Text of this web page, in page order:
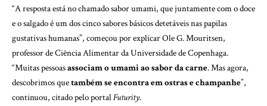
“A resposta está no chamado sabor umami, que juntamente com o doce
e o salgado é um dos cinco sabores básicos detetáveis ​​nas papilas
gustativas humanas”, começou por explicar Ole G. Mouritsen,
professor de Ciência Alimentar da Universidade de Copenhaga.
“Muitas pessoasassociam o umami ao sabor da carne. Mas agora,
descobrimos quetambém se encontra em ostras e champanhe”,
continuou, citado pelo portalFuturity.